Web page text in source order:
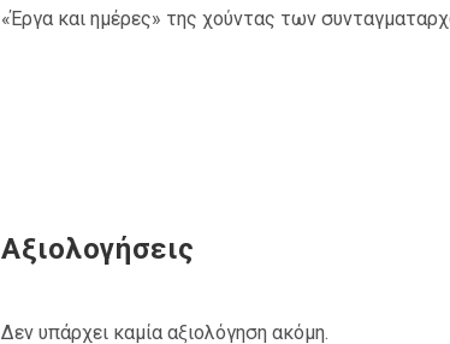
«Έργα και ηµέρες» της χούντας των
Αξιολογήσεις
Δεν υπάρχει καμία αξιολόγηση ακόμη.